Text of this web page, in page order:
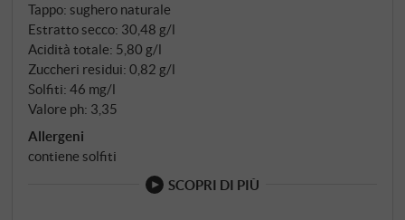
Tappo: sughero naturale
Estratto secco: 30,48 g/l
Acidità totale: 5,80 g/l
Zuccheri residui: 0,82 g/l
Solfiti: 46 mg/l
Valore ph: 3,35
Allergeni
contiene solfiti
SCOPRI DI PIÙ